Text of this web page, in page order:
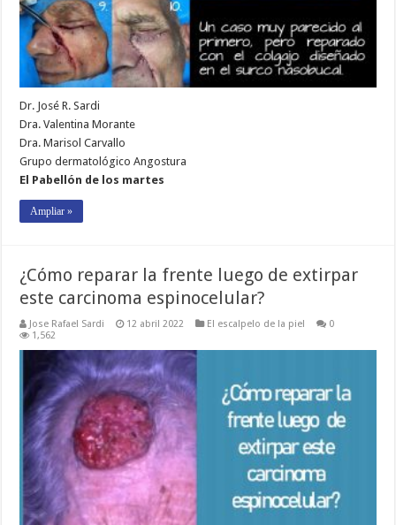
Dr. José R. Sardi
Dra. Valentina Morante
Dra. Marisol Carvallo
Grupo dermatológico Angostura
El Pabellón de los martes
Ampliar »
¿Cómo reparar la frente luego de extirpar
este carcinoma espinocelular?
Jose Rafael Sardi 12 abril 2022 El escalpelo de la piel
0
1,562